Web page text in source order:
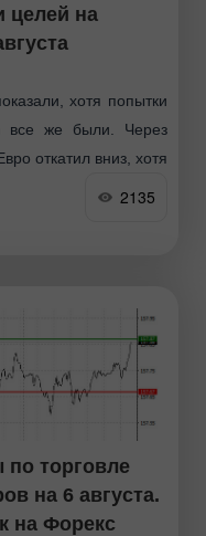
целей на
хотя попытки
все же были. Через
откатил вниз, хотя
2135
по торговле
на 6 августа.
на Форекс